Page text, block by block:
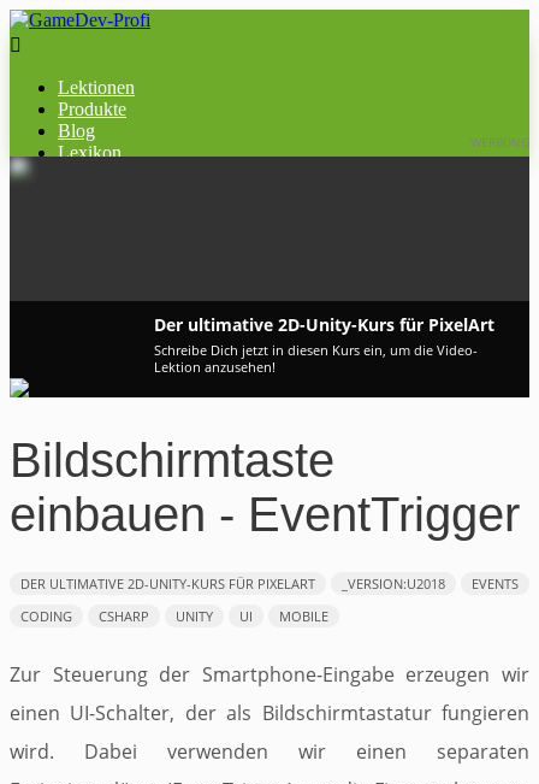

Lektionen
Produkte
Blog
Lexikon
WERBUNG
​Der ultimative 2D-Unity-Kurs für PixelArt
Schreibe Dich jetzt in diesen Kurs ein, um die Video-
Lektion anzusehen!
Bildschirmtaste
einbauen - EventTrigger
​DER ULTIMATIVE 2D-UNITY-KURS FÜR PIXELART _VERSION:U2018
EVENTS
CODING
CSHARP UNITY UI MOBILE
Zur Steuerung der Smartphone-Eingabe erzeugen wir
einen UI-Schalter, der als Bildschirmtastatur fungieren
wird. Dabei verwenden wir einen separaten